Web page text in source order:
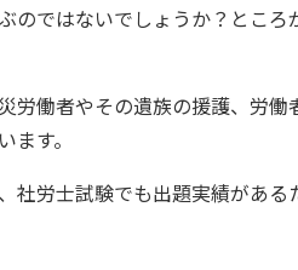
のではないでしょうか？とこ
労働者やその遺族の援護、労
す。
社労士試験でも出題実績があ